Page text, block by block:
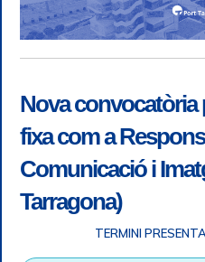
Nova convocatòria
fixa com a
Comunicació i
Tarragona)
TERMINI